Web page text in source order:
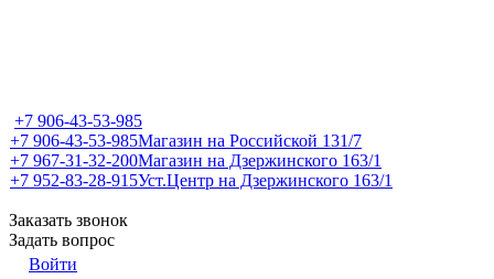
+7 906-43-53-985
+7 906-43-53-985Магазин на Российской 131/7
+7 967-31-32-200Магазин на Дзержинского 163/1
+7 952-83-28-915Уст.Центр на Дзержинского 163/1
Заказать звонок
Задать вопрос
Войти